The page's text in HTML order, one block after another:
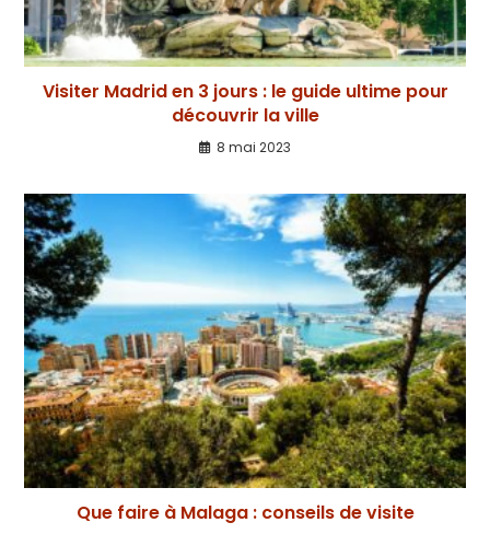
Visiter Madrid en 3 jours : le guide ultime pour
découvrir la ville
8 mai 2023
Que faire à Malaga : conseils de visite